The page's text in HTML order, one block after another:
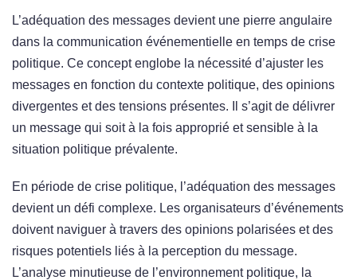
L’adéquation des messages devient une pierre angulaire
dans la communication événementielle en temps de crise
politique. Ce concept englobe la nécessité d’ajuster les
messages en fonction du contexte politique, des opinions
divergentes et des tensions présentes. Il s’agit de délivrer
un message qui soit à la fois approprié et sensible à la
situation politique prévalente.
En période de crise politique, l’adéquation des messages
devient un défi complexe. Les organisateurs d’événements
doivent naviguer à travers des opinions polarisées et des
risques potentiels liés à la perception du message.
L’analyse minutieuse de l’environnement politique, la